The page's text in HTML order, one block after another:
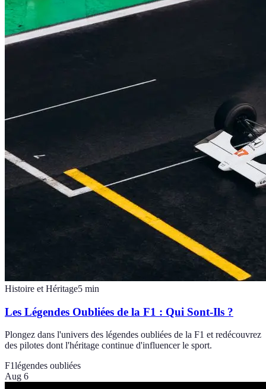
Histoire et Héritage5 min
Les Légendes Oubliées de la F1 : Qui Sont-Ils ?
Plongez dans l'univers des légendes oubliées de la F1 et redécouvrez
des pilotes dont l'héritage continue d'influencer le sport.
F1légendes oubliées
Aug 6